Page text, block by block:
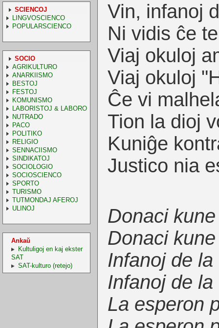
SCIENCOJ
LINGVOSCIENCO
POPULARSCIENCO
SOCIO
AGRIKULTURO
ANARKIISMO
BESTOJ
FESTOJ
KOMUNISMO
LABORISTOJ & LABORO
NUTRADO
PACO
POLITIKO
RELIGIO
SENNACIISMO
SINDIKATOJ
SOCIOLOGIO
SOCIOSCIENCO
SPORTO
TURISMO
TUTMONDAJ AFEROJ
ULINOJ
Ankaŭ
Kultuligoj en kaj ekster
SAT
SAT-kulturo (retejo)
Vin, infanoj
Ni vidis ĉe
Viaj okuloj
Viaj okuloj
Ĉe vi
Tion la dioj
Kuniĝe
Justico nia
Donaci
Donaci
Infanoj de la
Infanoj de la
La esperon